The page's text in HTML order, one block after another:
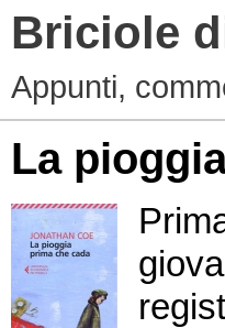
Briciole
Appunti,
La